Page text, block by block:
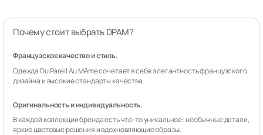
Почему стоит выбрать DPAM?
Французское качество и стиль.
Одежда Du Pareil Au Même сочетает в себе элегантность французского
дизайна и высокие стандарты качества.
Оригинальность и индивидуальность.
В каждой коллекции бренда есть что-то уникальное: необычные детали,
яркие цветовые решения и вдохновляющие образы.